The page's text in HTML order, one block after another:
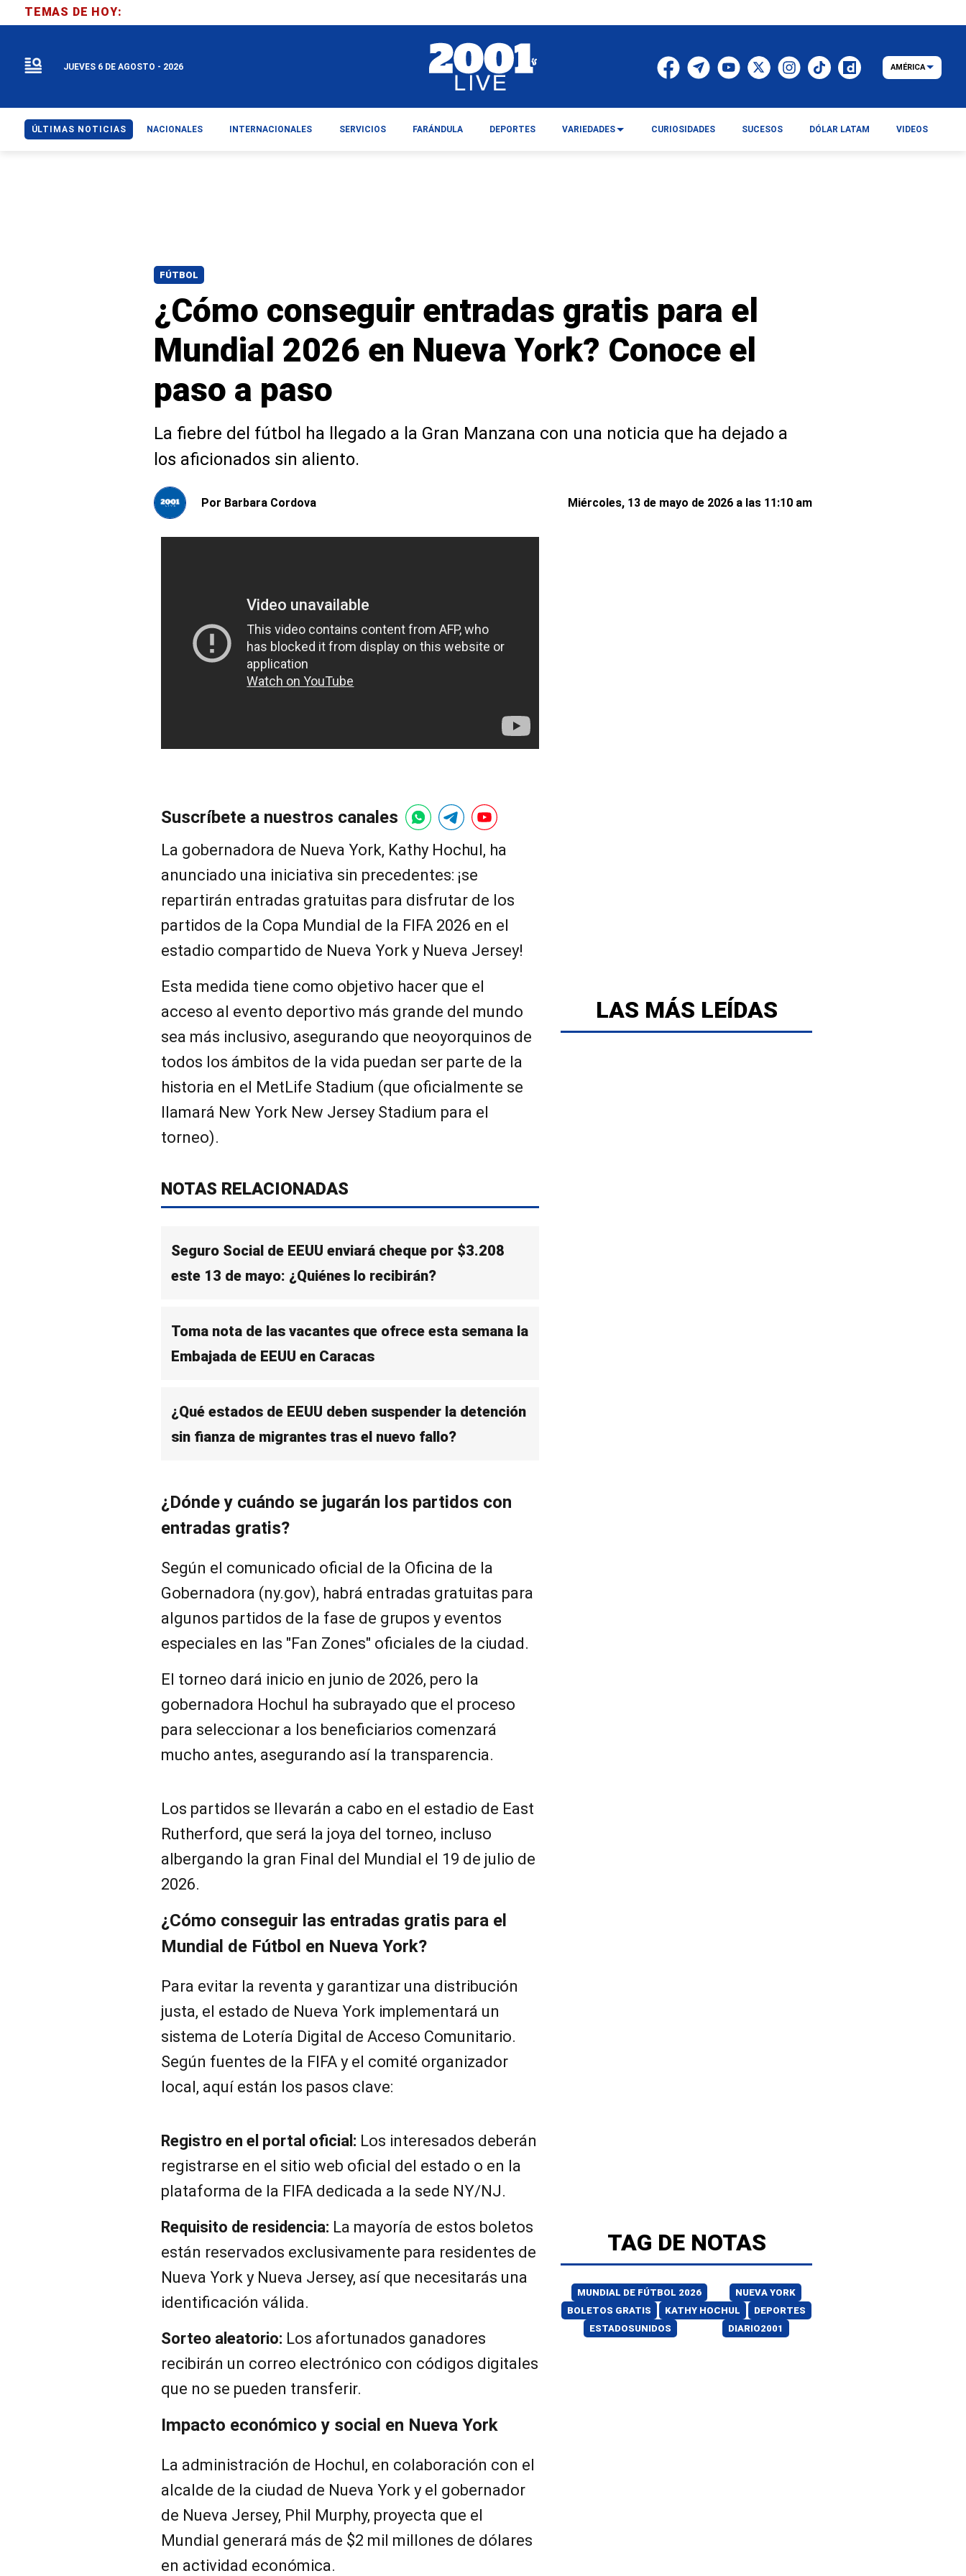
FÚTBOL
¿Cómo conseguir entradas gratis para el
Mundial 2026 en Nueva York? Conoce el
paso a paso
La fiebre del fútbol ha llegado a la Gran Manzana con una noticia que ha dejado a
los aficionados sin aliento.
Por Barbara Cordova Miércoles, 13 de mayo de 2026 a las 11:10 am
Suscríbete a nuestros canales
La gobernadora de Nueva York, Kathy Hochul, ha
anunciado una iniciativa sin precedentes: ¡se
repartirán entradas gratuitas para disfrutar de los
partidos de la Copa Mundial de la FIFA 2026 en el
estadio compartido de Nueva York y Nueva Jersey!
Esta medida tiene como objetivo hacer que el
acceso al evento deportivo más grande del mundo
sea más inclusivo, asegurando que neoyorquinos de
todos los ámbitos de la vida puedan ser parte de la
historia en el MetLife Stadium (que oficialmente se
llamará New York New Jersey Stadium para el
torneo).
NOTAS RELACIONADAS
Seguro Social de EEUU enviará cheque por $3.208
este 13 de mayo: ¿Quiénes lo recibirán?
Toma nota de las vacantes que ofrece esta semana la
Embajada de EEUU en Caracas
¿Qué estados de EEUU deben suspender la detención
sin fianza de migrantes tras el nuevo fallo?
¿Dónde y cuándo se jugarán los partidos con
entradas gratis?
Según el comunicado oficial de la Oficina de la
Gobernadora (ny.gov), habrá entradas gratuitas para
algunos partidos de la fase de grupos y eventos
especiales en las "Fan Zones" oficiales de la ciudad.
El torneo dará inicio en junio de 2026, pero la
gobernadora Hochul ha subrayado que el proceso
para seleccionar a los beneficiarios comenzará
mucho antes, asegurando así la transparencia.
Los partidos se llevarán a cabo en el estadio de East
Rutherford, que será la joya del torneo, incluso
albergando la gran Final del Mundial el 19 de julio de
2026.
¿Cómo conseguir las entradas gratis para el
Mundial de Fútbol en Nueva York?
Para evitar la reventa y garantizar una distribución
justa, el estado de Nueva York implementará un
sistema de Lotería Digital de Acceso Comunitario.
Según fuentes de la FIFA y el comité organizador
local, aquí están los pasos clave:
Registro en el portal oficial: Los interesados deberán
registrarse en el sitio web oficial del estado o en la
plataforma de la FIFA dedicada a la sede NY/NJ.
Requisito de residencia: La mayoría de estos boletos
están reservados exclusivamente para residentes de
Nueva York y Nueva Jersey, así que necesitarás una
identificación válida.
Sorteo aleatorio: Los afortunados ganadores
recibirán un correo electrónico con códigos digitales
que no se pueden transferir.
Impacto económico y social en Nueva York
La administración de Hochul, en colaboración con el
alcalde de la ciudad de Nueva York y el gobernador
de Nueva Jersey, Phil Murphy, proyecta que el
Mundial generará más de $2 mil millones de dólares
en actividad económica.
LAS MÁS LEÍDAS
TAG DE NOTAS
MUNDIAL DE FÚTBOL 2026
NUEVA YORK
BOLETOS GRATIS
KATHY HOCHUL
DEPORTES
ESTADOSUNIDOS
DIARIO2001
TEMAS DE HOY:
JUEVES 6 DE AGOSTO - 2026 AMÉRICA
ÚLTIMAS NOTICIAS NACIONALES INTERNACIONALES SERVICIOS FARÁNDULA DEPORTES VARIEDADES CURIOSIDADES SUCESOS DÓLAR LATAM VIDEOS